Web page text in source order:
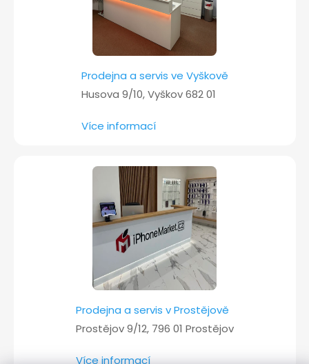
Prodejna a servis ve Vyškově
Husova 9/10, Vyškov 682 01
Více informací
Prodejna a servis v Prostějově
Prostějov 9/12, 796 01 Prostějov
Více informací